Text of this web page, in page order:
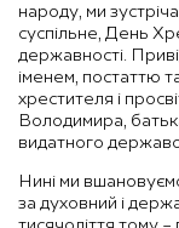
народу, ми
суспільне, День
державності.
іменем, постаттю
хрестителя і
Володимира,
видатного
Нині ми
за духовний і